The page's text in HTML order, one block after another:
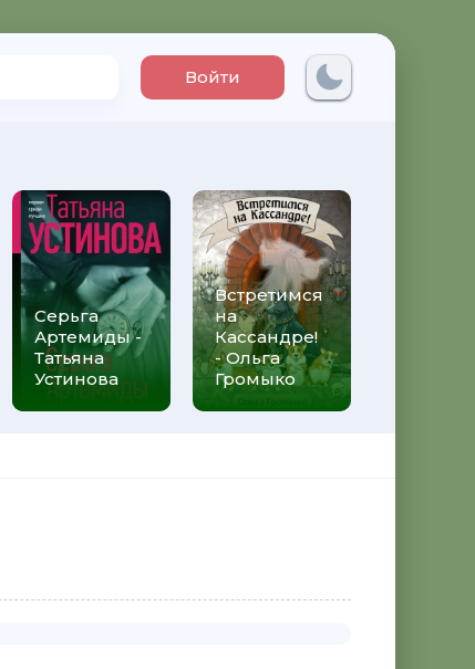
Войти
Серьга
Артемиды -
Татьяна
Устинова
Встретимся
на
Кассандре!
- Ольга
Громыко